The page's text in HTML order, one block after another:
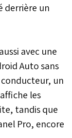
derrière un
avec une
Auto sans
un
les
tandis que
Pro, encore